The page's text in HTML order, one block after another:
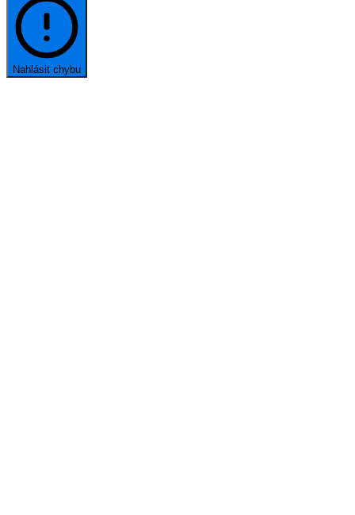
Nahlásit chybu